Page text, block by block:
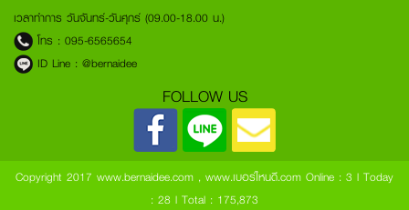
เวลาทำการ วันจันทร์-วันศุกร์ (09.00-18.00 น.)
โทร : 095-6565654
ID Line : @bernaidee
FOLLOW US
Copyright 2017 www.bernaidee.com , www.เบอร์ไหนดี.com Online : 3 l Today
: 28 l Total : 175,873